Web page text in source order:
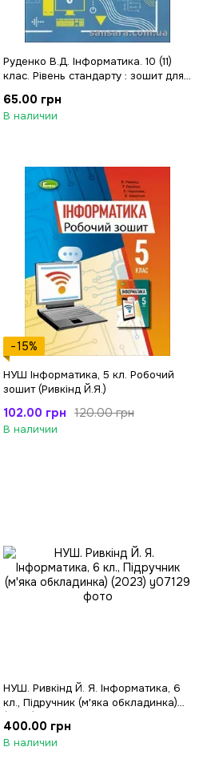
Руденко В.Д. Інформатика. 10 (11)
клас. Рівень стандарту : зошит для
65.00 грн
В наличии
−15%
НУШ Інформатика, 5 кл. Робочий
зошит (Ривкінд Й.Я.)
120.00 грн
102.00 грн
В наличии
НУШ. Ривкінд Й. Я. Інформатика, 6
кл., Підручник (м'яка обкладинка)
400.00 грн
В наличии